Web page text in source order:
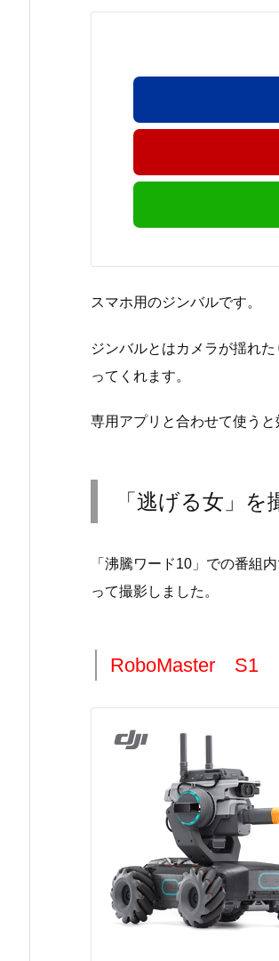
スマホ用のジンバルです。
ジンバルとはカメラが揺れ
ってくれます。
専用アプリと合わせて使うと
「逃げる女」
「沸騰ワード10」での番組
って撮影しました。
RoboMaster S1